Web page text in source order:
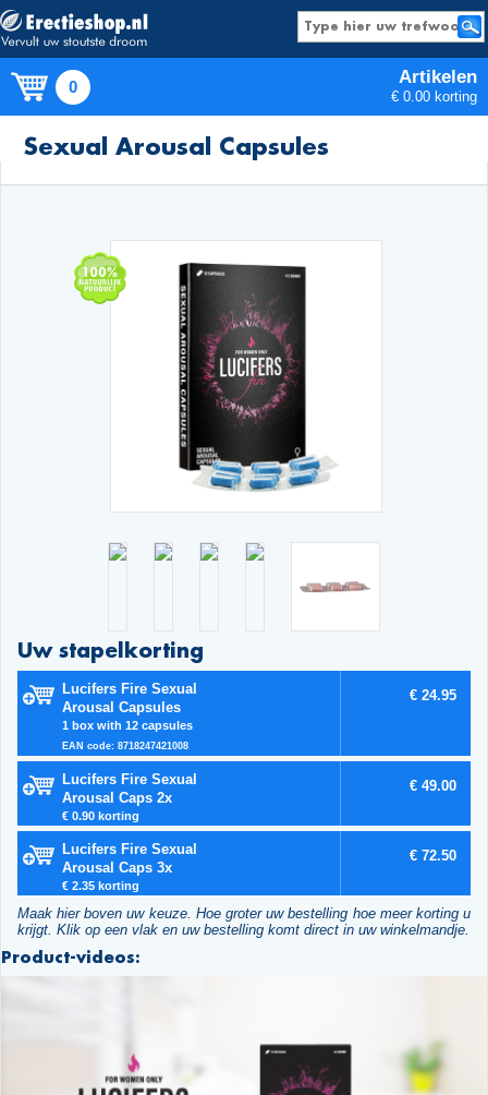
0 Artikelen
€ 0.00 korting
Producten
Sexual Arousal Capsules
Uw stapelkorting
Lucifers Fire Sexual
Arousal Capsules
1 box with 12 capsules
EAN code: 8718247421008
€ 24.95
Lucifers Fire Sexual
Arousal Caps 2x
€ 0.90 korting
€ 49.00
Lucifers Fire Sexual
Arousal Caps 3x
€ 2.35 korting
€ 72.50
Maak hier boven uw keuze. Hoe groter uw bestelling hoe meer korting u
krijgt. Klik op een vlak en uw bestelling komt direct in uw winkelmandje.
Product-videos: